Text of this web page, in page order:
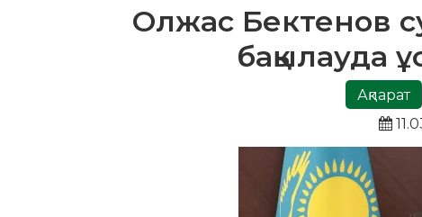
Олжас Бектенов
бақылауда
Ақпарат